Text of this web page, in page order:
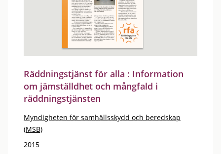
Räddningstjänst för alla : Information
om jämställdhet och mångfald i
räddningstjänsten
Myndigheten för samhällsskydd och beredskap
(MSB)
2015